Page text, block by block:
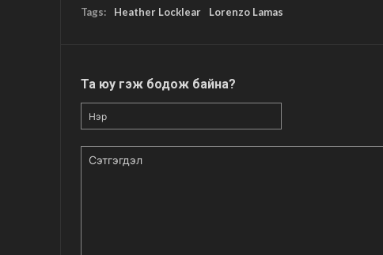
Tags: Heather Locklear Lorenzo Lamas
Та юу гэж бодож байна?